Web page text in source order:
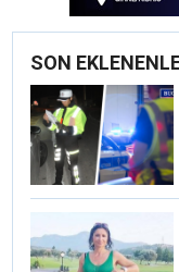
SON